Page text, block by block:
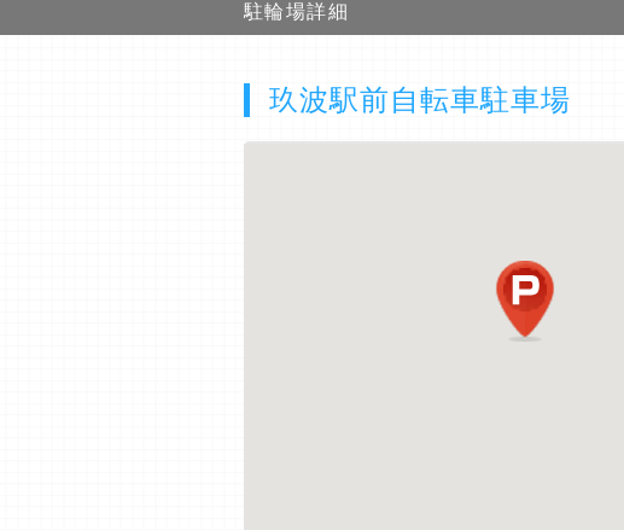
駐輪場詳細
玖波駅前自転車駐車場